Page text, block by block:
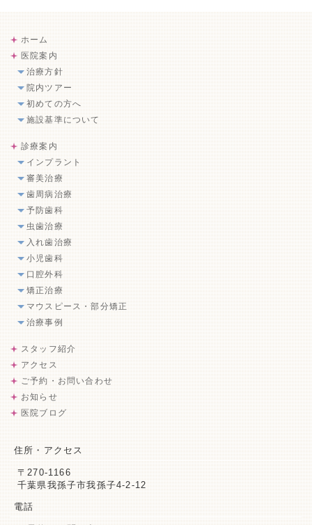
ホーム
医院案内
治療方針
院内ツアー
初めての方へ
施設基準について
診療案内
インプラント
審美治療
歯周病治療
予防歯科
虫歯治療
入れ歯治療
小児歯科
口腔外科
矯正治療
マウスピース・部分矯正
治療事例
スタッフ紹介
アクセス
ご予約・お問い合わせ
お知らせ
医院ブログ
住所・アクセス
〒270-1166
千葉県我孫子市我孫子4-2-12
電話